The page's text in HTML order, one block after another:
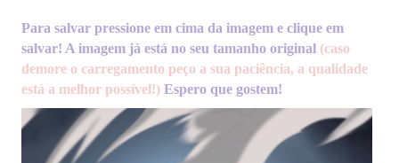
Para salvar pressione em cima da imagem e clique em
salvar! A imagem já está no seu tamanho original(caso
demore o carregamento peço a sua paciência, a qualidade
está a melhor possível!) Esperoque gostem!